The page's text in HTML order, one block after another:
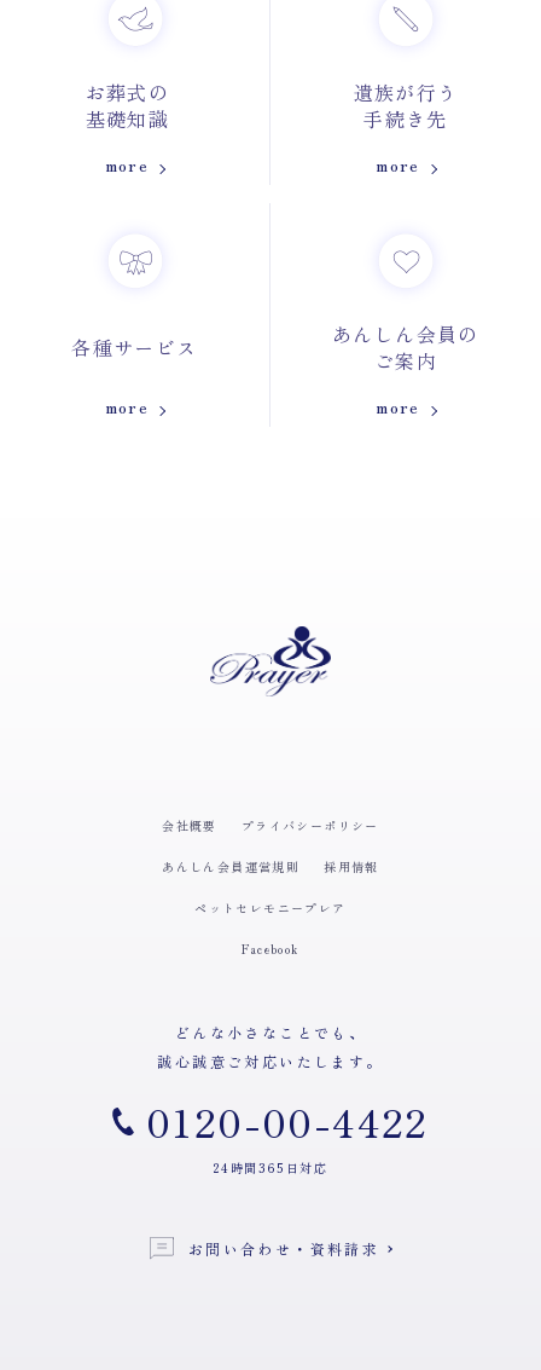
お葬式の
基礎知識
more
遺族が行う
手続き先
more
各種サービス
more
あんしん会員の
ご案内
more
会社概要 プライバシーポリシー
あんしん会員運営規則 採用情報
ペットセレモニープレア
Facebook
どんな小さなことでも、
誠心誠意ご対応いたします。
0120-00-4422
24時間365日対応
お問い合わせ・資料請求